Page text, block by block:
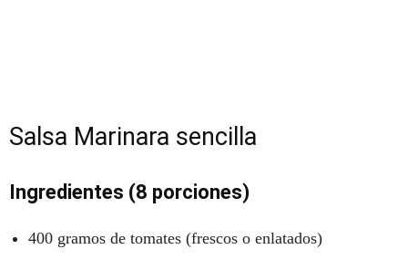
Salsa Marinara sencilla
Ingredientes (8 porciones)
400 gramos de tomates (frescos o enlatados)